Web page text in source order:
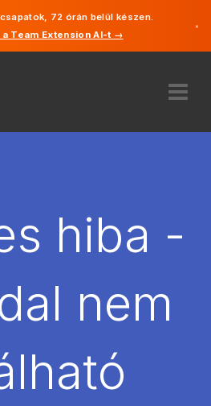
72 órán belül készen.
Team Extension AI-t →
×
hiba -
nem